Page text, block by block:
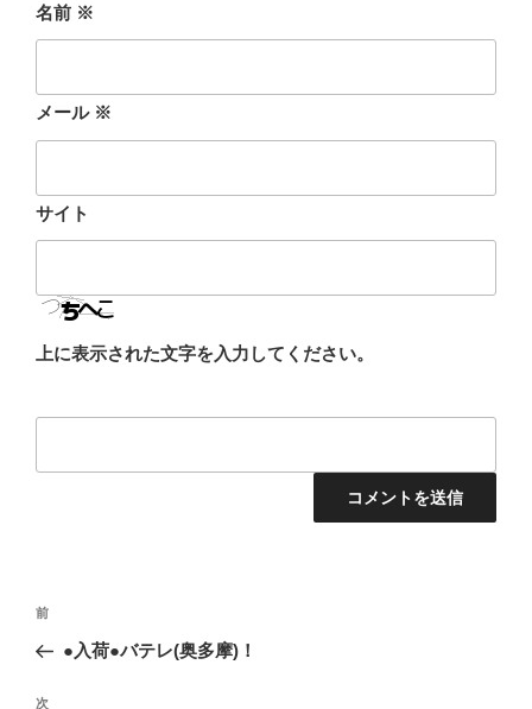
名前 ※
メール ※
サイト
上に表示された文字を入力してください。
投
ナ
ビ
前
の
稿
前
●入荷●バテレ(奥多摩)！
次
次